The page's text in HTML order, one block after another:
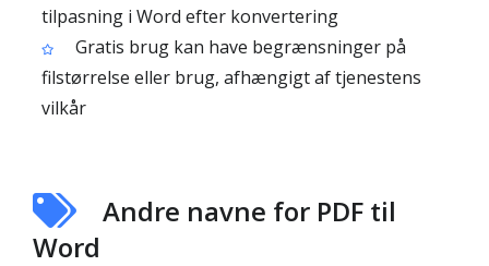
tilpasning i Word efter konvertering
Gratis brug kan have begrænsninger på
filstørrelse eller brug, afhængigt af tjenestens
vilkår
Andre navne for PDF til
Word